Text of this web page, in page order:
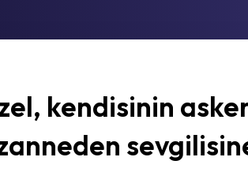
kendisinin